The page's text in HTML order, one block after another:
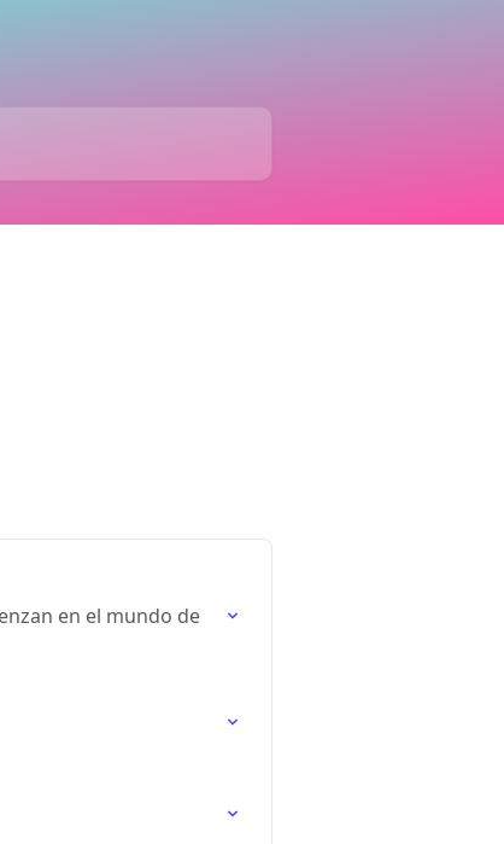
en el mundo de